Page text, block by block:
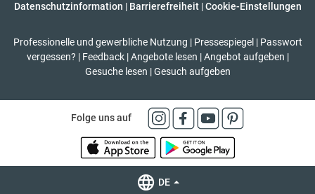
Datenschutzinformation | Barrierefreiheit | Cookie-Einstellungen
Professionelle und gewerbliche Nutzung | Pressespiegel | Passwort
vergessen? | Feedback | Angebote lesen | Angebot aufgeben |
Gesuche lesen | Gesuch aufgeben
Folge uns auf
DE